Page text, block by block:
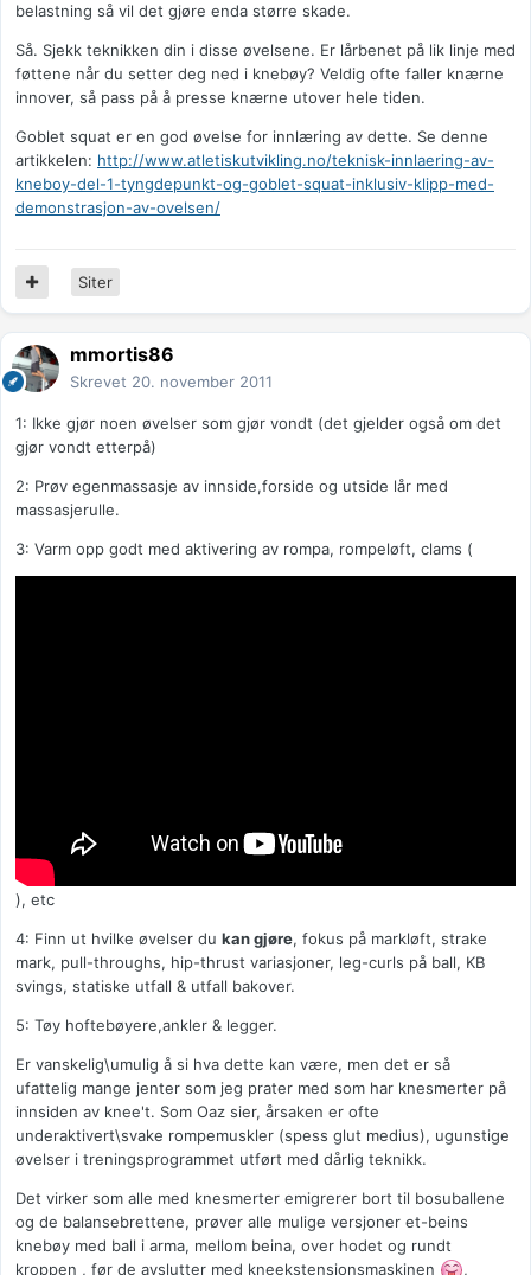
belastning så vil det gjøre enda større skade.
Så. Sjekk teknikken din i disse øvelsene. Er lårbenet på lik linje med
føttene når du setter deg ned i knebøy? Veldig ofte faller knærne
innover, så pass på å presse knærne utover hele tiden.
Goblet squat er en god øvelse for innlæring av dette. Se denne
artikkelen: http://www.atletiskutvikling.no/teknisk-innlaering-av-
kneboy-del-1-tyngdepunkt-og-goblet-squat-inklusiv-klipp-med-
demonstrasjon-av-ovelsen/
Siter
mmortis86
Skrevet 20. november 2011
1: Ikke gjør noen øvelser som gjør vondt (det gjelder også om det
gjør vondt etterpå)
2: Prøv egenmassasje av innside,forside og utside lår med
massasjerulle.
3: Varm opp godt med aktivering av rompa, rompeløft, clams (
), etc
4: Finn ut hvilke øvelser du kan gjøre, fokus på markløft, strake
mark, pull-throughs, hip-thrust variasjoner, leg-curls på ball, KB
svings, statiske utfall & utfall bakover.
5: Tøy hoftebøyere,ankler & legger.
Er vanskelig\umulig å si hva dette kan være, men det er så
ufattelig mange jenter som jeg prater med som har knesmerter på
innsiden av knee't. Som Oaz sier, årsaken er ofte
underaktivert\svake rompemuskler (spess glut medius), ugunstige
øvelser i treningsprogrammet utført med dårlig teknikk.
Det virker som alle med knesmerter emigrerer bort til bosuballene
og de balansebrettene, prøver alle mulige versjoner et-beins
knebøy med ball i arma, mellom beina, over hodet og rundt
kroppen , før de avslutter med kneekstensjonsmaskinen
,